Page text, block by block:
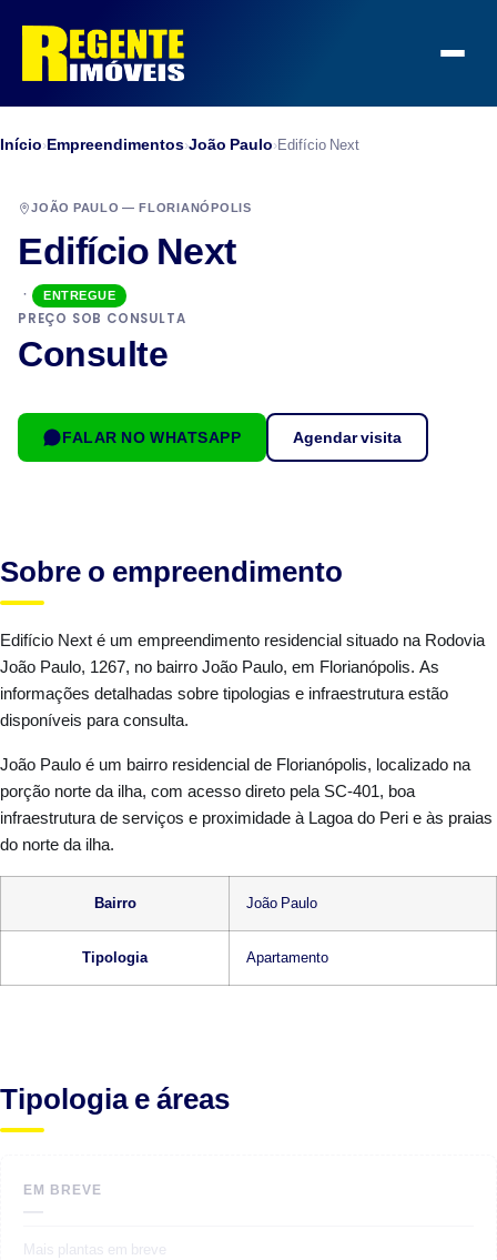
Início›Empreendimentos›João Paulo›Edifício Next
JOÃO PAULO — FLORIANÓPOLIS
Edifício Next
·
ENTREGUE
PREÇO SOB CONSULTA
Consulte
FALAR NO WHATSAPP Agendar visita
Sobre o empreendimento
Edifício Next é um empreendimento residencial situado na Rodovia
João Paulo, 1267, no bairro João Paulo, em Florianópolis. As
informações detalhadas sobre tipologias e infraestrutura estão
disponíveis para consulta.
João Paulo é um bairro residencial de Florianópolis, localizado na
porção norte da ilha, com acesso direto pela SC-401, boa
infraestrutura de serviços e proximidade à Lagoa do Peri e às praias
do norte da ilha.
Bairro João Paulo
Tipologia Apartamento
Tipologia e áreas
EM BREVE
—
Mais plantas em breve